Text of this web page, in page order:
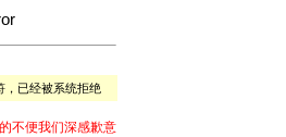
，已经被系统拒绝
不便我们深感歉意